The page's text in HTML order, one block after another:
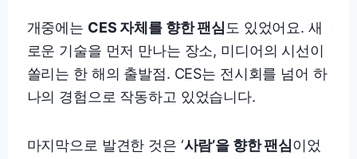
개중에는 CES 자체를 향한 팬심 도 있었어요. 새
로운 기술을 먼저 만나는 장소, 미디어의 시선이
쏠리는 한 해의 출발점. CES는 전시회를 넘어 하
나의 경험으로 작동하고 있었습니다.
마지막으로 발견한 것은 ‘사람’을 향한 팬심이었